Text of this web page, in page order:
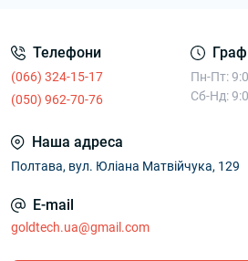
Телефони
(066) 324-15-17
(050) 962-70-76
Пн-Пт:
Сб-Нд:
Наша адреса
Полтава, вул. Юліана Матвійчука, 129
E-mail
goldtech.ua@gmail.com